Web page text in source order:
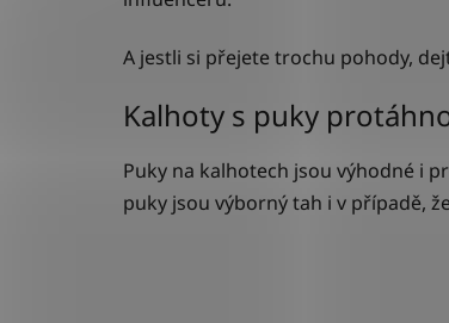
A jestli si přejete trochu pohody,
Kalhoty s puky
Puky na kalhotech jsou výhodné i
puky jsou výborný tah i v případě,